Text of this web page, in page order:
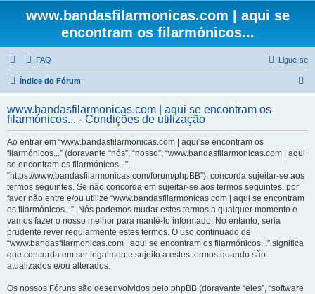
www.bandasfilarmonicas.com | aqui se
encontram os filarmónicos...
FAQ Ligue-se
Índice do Fórum
q
www.bandasfilarmonicas.com | aqui se encontram os
filarmónicos... - Condições de utilização
Ao entrar em “www.bandasfilarmonicas.com | aqui se encontram os
filarmónicos...” (doravante “nós”, “nosso”, “www.bandasfilarmonicas.com | aqui
se encontram os filarmónicos...”,
“https://www.bandasfilarmonicas.com/forum/phpBB”), concorda sujeitar-se aos
termos seguintes. Se não concorda em sujeitar-se aos termos seguintes, por
favor não entre e/ou utilize “www.bandasfilarmonicas.com | aqui se encontram
os filarmónicos...”. Nós podemos mudar estes termos a qualquer momento e
vamos fazer o nosso melhor para mantê-lo informado. No entanto, seria
prudente rever regularmente estes termos. O uso continuado de
“www.bandasfilarmonicas.com | aqui se encontram os filarmónicos...” significa
que concorda em ser legalmente sujeito a estes termos quando são
atualizados e/ou alterados.
Os nossos Fóruns são desenvolvidos pelo phpBB (doravante “eles”, “software